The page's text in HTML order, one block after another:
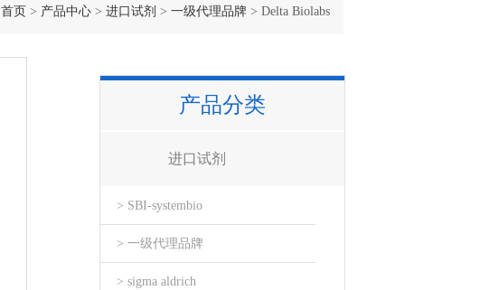
首页 > 产品中心 > 进口试剂 > 一级代理品牌 > Delta Biolabs
产品分类
进口试剂
> SBI-systembio
> 一级代理品牌
> sigma aldrich